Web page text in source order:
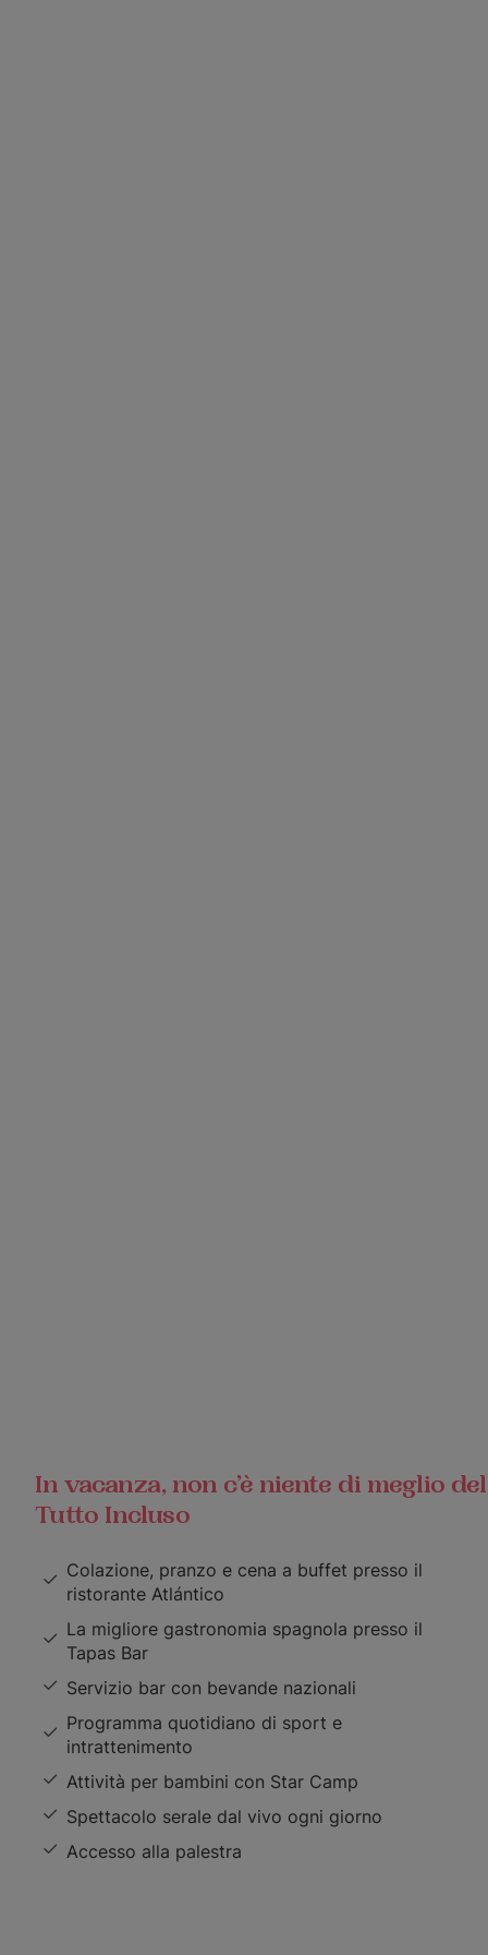
In vacanza, non c’è niente di meglio del
Tutto Incluso
Colazione, pranzo e cena a buffet presso il
ristorante Atlántico
La migliore gastronomia spagnola presso il
Tapas Bar
Servizio bar con bevande nazionali
Programma quotidiano di sport e
intrattenimento
Attività per bambini con Star Camp
Spettacolo serale dal vivo ogni giorno
Accesso alla palestra